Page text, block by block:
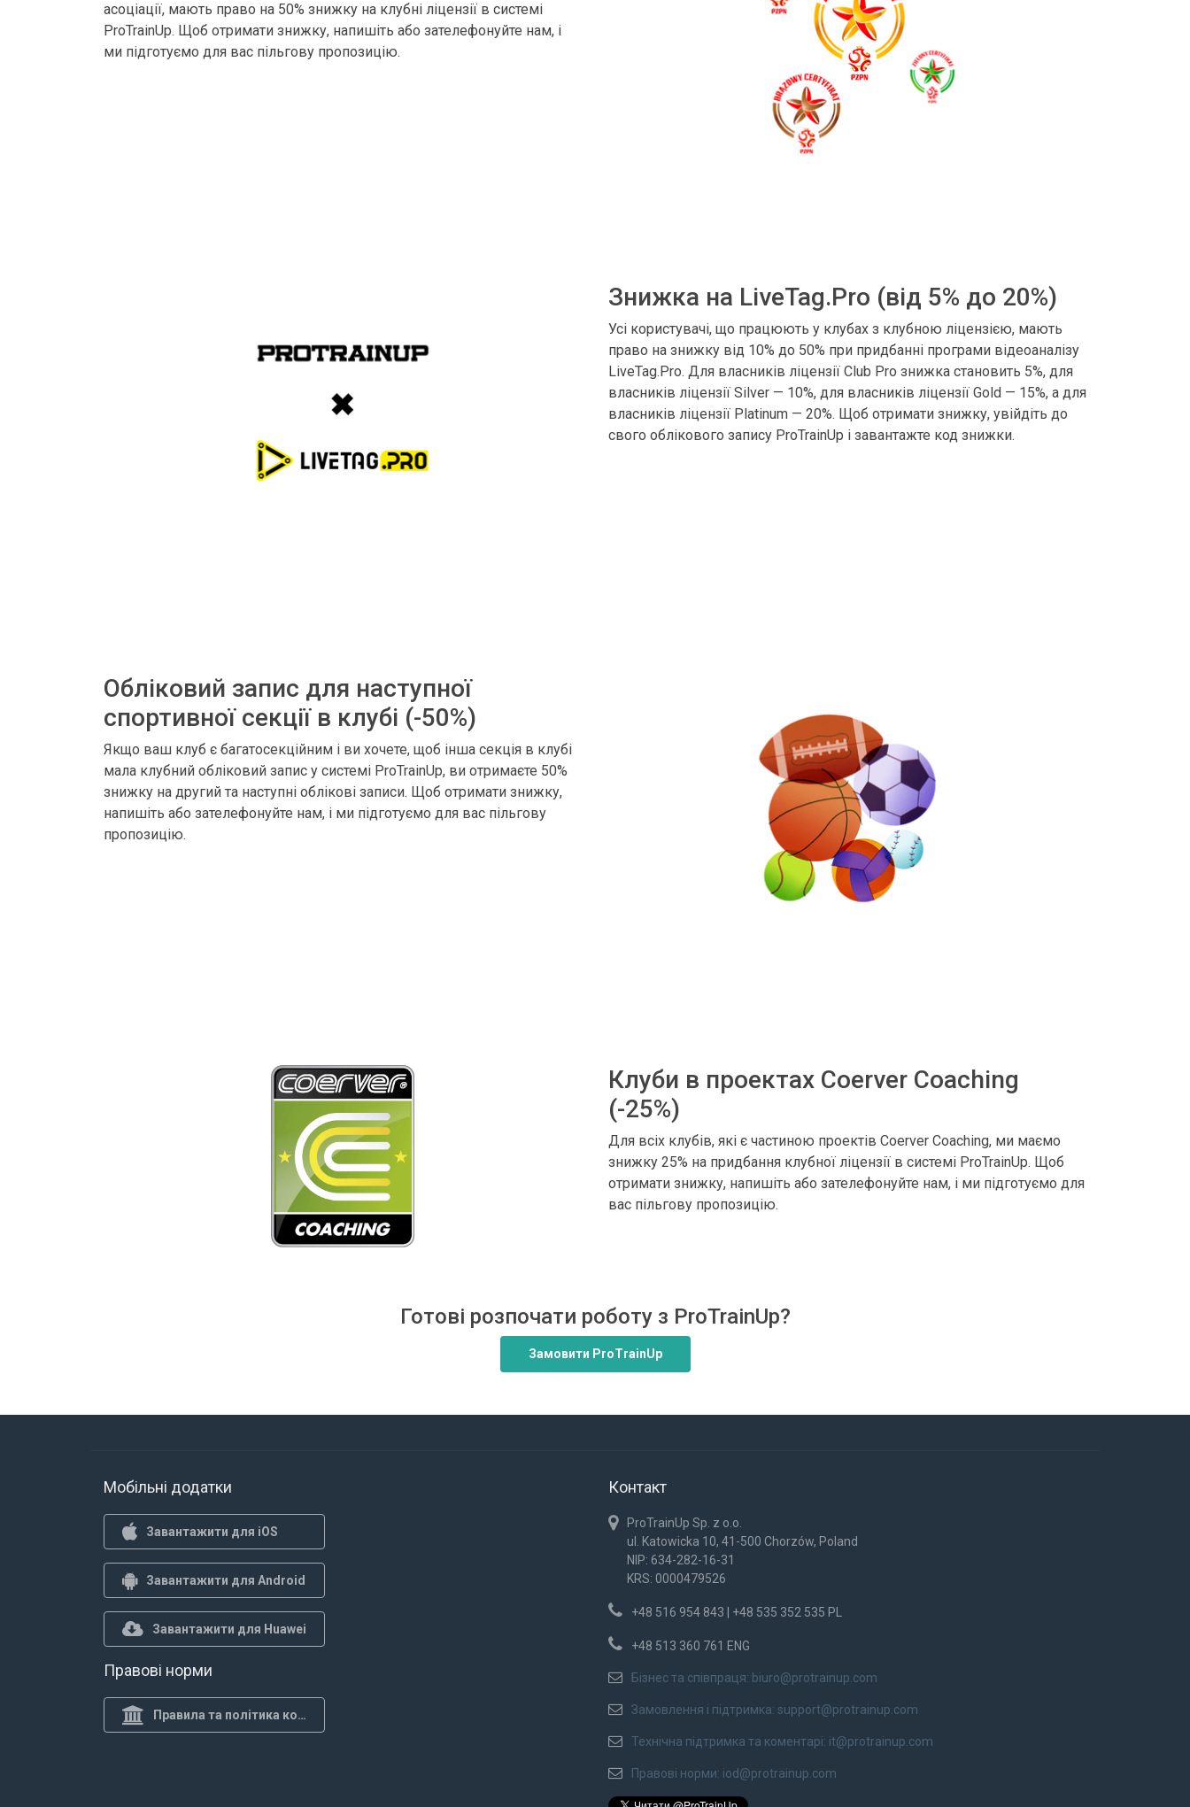
асоціації, мають право на 50% знижку на клубні ліцензії в системі
ProTrainUp. Щоб отримати знижку, напишіть або зателефонуйте нам, і
ми підготуємо для вас пільгову пропозицію.
Знижка на LiveTag.Pro (від 5% до 20%)
Усі користувачі, що працюють у клубах з клубною ліцензією, мають
право на знижку від 10% до 50% при придбанні програми відеоаналізу
LiveTag.Pro. Для власників ліцензії Club Pro знижка становить 5%, для
власників ліцензії Silver — 10%, для власників ліцензії Gold — 15%, а для
власників ліцензії Platinum — 20%. Щоб отримати знижку, увійдіть до
свого облікового запису ProTrainUp і завантажте код знижки.
Обліковий запис для наступної
спортивної секції в клубі (-50%)
Якщо ваш клуб є багатосекційним і ви хочете, щоб інша секція в клубі
мала клубний обліковий запис у системі ProTrainUp, ви отримаєте 50%
знижку на другий та наступні облікові записи. Щоб отримати знижку,
напишіть або зателефонуйте нам, і ми підготуємо для вас пільгову
пропозицію.
Клуби в проектах Coerver Coaching
(-25%)
Для всіх клубів, які є частиною проектів Coerver Coaching, ми маємо
знижку 25% на придбання клубної ліцензії в системі ProTrainUp. Щоб
отримати знижку, напишіть або зателефонуйте нам, і ми підготуємо для
вас пільгову пропозицію.
Готові розпочати роботу з ProTrainUp?
Замовити ProTrainUp
Мобільні додатки
Завантажити для iOS
Завантажити для Android
Завантажити для Huawei
Правові норми
Правила та політика конф.
Контакт
ProTrainUp Sp. z o.o.
ul. Katowicka 10, 41-500 Chorzów, Poland
NIP: 634-282-16-31
KRS: 0000479526
+48 516 954 843 | +48 535 352 535 PL
+48 513 360 761 ENG
Бізнес та співпраця: biuro@protrainup.com
Замовлення і підтримка: support@protrainup.com
Технічна підтримка та коментарі: it@protrainup.com
Правові норми: iod@protrainup.com